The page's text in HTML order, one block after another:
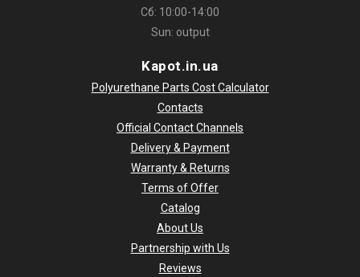
Сб: 10:00-14:00
Sun: output
Kapot.in.ua
Polyurethane Parts Cost Calculator
Contacts
Official Contact Channels
Delivery & Payment
Warranty & Returns
Terms of Offer
Catalog
About Us
Partnership with Us
Reviews